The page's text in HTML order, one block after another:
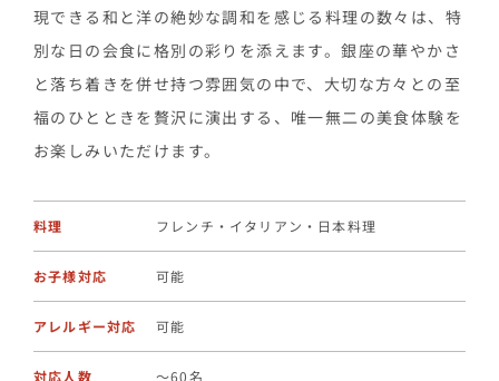
現できる和と洋の絶妙な調和を感じる料理の数々は、特
別な日の会食に格別の彩りを添えます。銀座の華やかさ
と落ち着きを併せ持つ雰囲気の中で、大切な方々との至
福のひとときを贅沢に演出する、唯一無二の美食体験を
お楽しみいただけます。
料理 フレンチ・イタリアン・日本料理
お子様対応 可能
アレルギー対応 可能
対応人数 〜60名